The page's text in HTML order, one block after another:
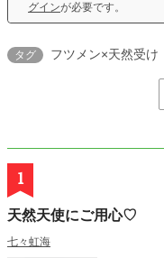
グインが必要です。
タグ フツメン×天然受け
1
天然天使にご用心♡
七々虹海